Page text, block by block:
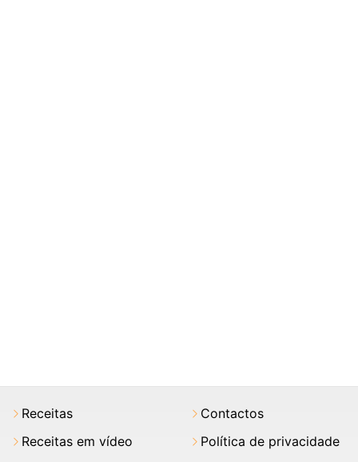
Receitas
Receitas em vídeo
Contactos
Política de privacidade